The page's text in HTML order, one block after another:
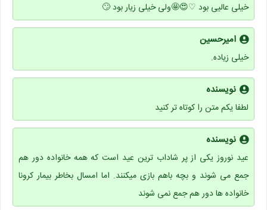
خیلی عالیی بود ♡😍🤩ولی خیلی زیار بود 🙄
امیرحسین
خیلی زیاده.
نویسنده
لطفا یکم متن را کوتاه تر کنید
نویسنده
عید نوروز یکی از پر شاداب ترین عید است که همه خانواده دور هم
جمع می شوند و بچه باهم بازی میکنند. اما امسال بخاطر بیمار کرونا
خانواده ها دور هم جمع نمی شوند